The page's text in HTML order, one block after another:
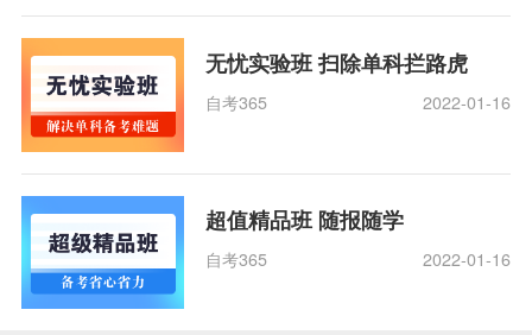
无忧实验班 扫除单科拦路虎
自考365 2022-01-16
超值精品班 随报随学
自考365 2022-01-16